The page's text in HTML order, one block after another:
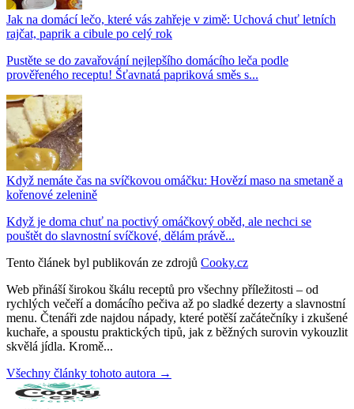
Jak na domácí lečo, které vás zahřeje v zimě: Uchová chuť letních
rajčat, paprik a cibule po celý rok
Pustěte se do zavařování nejlepšího domácího leča podle
prověřeného receptu! Šťavnatá papriková směs s...
Když nemáte čas na svíčkovou omáčku: Hovězí maso na smetaně a
kořenové zelenině
Když je doma chuť na poctivý omáčkový oběd, ale nechci se
pouštět do slavnostní svíčkové, dělám právě...
Tento článek byl publikován ze zdrojů Cooky.cz
Web přináší širokou škálu receptů pro všechny příležitosti – od
rychlých večeří a domácího pečiva až po sladké dezerty a slavnostní
menu. Čtenáři zde najdou nápady, které potěší začátečníky i zkušené
kuchaře, a spoustu praktických tipů, jak z běžných surovin vykouzlit
skvělá jídla. Kromě...
Všechny články tohoto autora →